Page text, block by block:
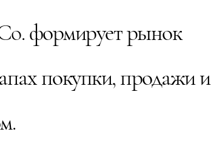
формирует рынок
покупки, продажи и